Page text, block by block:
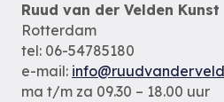
Ruud van der Velden Kunst
Rotterdam
tel: 06-54785180
e-mail:
ma t/m za 09.30 – 18.00 uur